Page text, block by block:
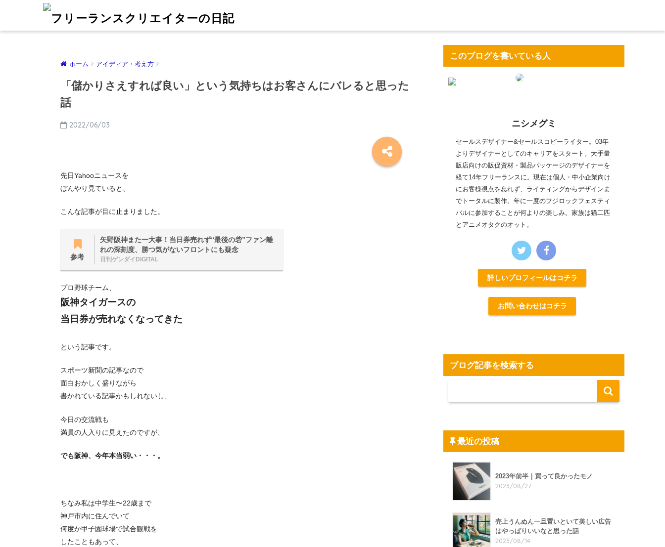
ホーム アイディア・考え方
「儲かりさえすれば良い」という気持ちはお客さんにバレると思った
話
2022/06/03
先日Yahooニュースを
ぼんやり見ていると、
こんな記事が目に止まりました。
参考
矢野阪神また一大事！当日券売れず“最後の砦”ファン離
れの深刻度、勝つ気がないフロントにも疑念
日刊ゲンダイDIGITAL
プロ野球チーム、
阪神タイガースの
当日券が売れなくなってきた
という記事です。
スポーツ新聞の記事なので
面白おかしく盛りながら
書かれている記事かもしれないし、
今日の交流戦も
満員の人入りに見えたのですが、
でも阪神、今年本当弱い・・・。
ちなみ私は中学生〜22歳まで
神戸市内に住んでいて
何度か甲子園球場で試合観戦を
したこともあって、
このブログを書いている人
ニシメグミ
セールスデザイナー&セールスコピーライター。03年
よりデザイナーとしてのキャリアをスタート。大手量
販店向けの販促資材・製品パッケージのデザイナーを
経て14年フリーランスに。現在は個人・中小企業向け
にお客様視点を忘れず、ライティングからデザインま
でトータルに製作。年に一度のフジロックフェスティ
バルに参加することが何よりの楽しみ。家族は猫二匹
とアニメオタクのオット。
詳しいプロフィールはコチラ
お問い合わせはコチラ
ブログ記事を検索する
最近の投稿
2023年前半｜買って良かったモノ
2023/08/27
売上うんぬん一旦置いといて美しい広告
はやっぱりいいなと思った話
2023/08/14